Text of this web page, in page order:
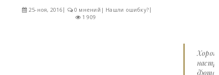
25-ноя, 2016 0 мнений | Нашли ошибку?
1 909
Фото